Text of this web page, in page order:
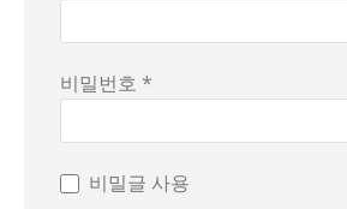
비밀번호 *
비밀글 사용